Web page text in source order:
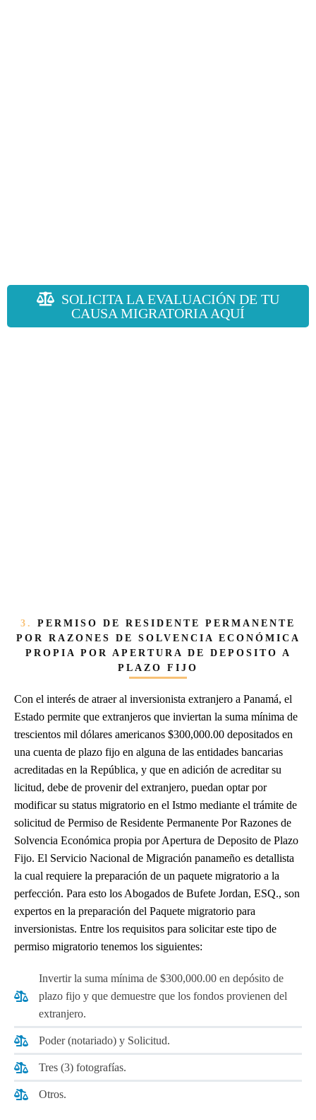
SOLICITA LA EVALUACIÓN DE TU
CAUSA MIGRATORIA AQUÍ
3. PERMISO DE RESIDENTE PERMANENTE
POR RAZONES DE SOLVENCIA ECONÓMICA
PROPIA POR APERTURA DE DEPOSITO A
PLAZO FIJO
Con el interés de atraer al inversionista extranjero a Panamá, el
Estado permite que extranjeros que inviertan la suma mínima de
trescientos mil dólares americanos $300,000.00 depositados en
una cuenta de plazo fijo en alguna de las entidades bancarias
acreditadas en la República, y que en adición de acreditar su
licitud, debe de provenir del extranjero, puedan optar por
modificar su status migratorio en el Istmo mediante el trámite de
solicitud de Permiso de Residente Permanente Por Razones de
Solvencia Económica propia por Apertura de Deposito de Plazo
Fijo. El Servicio Nacional de Migración panameño es detallista
la cual requiere la preparación de un paquete migratorio a la
perfección. Para esto los Abogados de Bufete Jordan, ESQ., son
expertos en la preparación del Paquete migratorio para
inversionistas. Entre los requisitos para solicitar este tipo de
permiso migratorio tenemos los siguientes:
Invertir la suma mínima de $300,000.00 en depósito de
plazo fijo y que demuestre que los fondos provienen del
extranjero.
Poder (notariado) y Solicitud.
Tres (3) fotografías.
Otros.